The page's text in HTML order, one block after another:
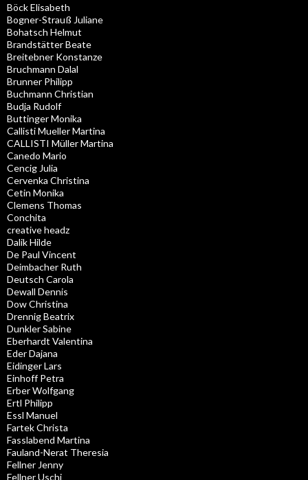
Böck Elisabeth
Bogner-Strauß Juliane
Bohatsch Helmut
Brandstätter Beate
Breitebner Konstanze
Bruchmann Dalal
Brunner Philipp
Buchmann Christian
Budja Rudolf
Buttinger Monika
Callisti Mueller Martina
CALLISTI Müller Martina
Canedo Mario
Cencig Julia
Cervenka Christina
Cetin Monika
Clemens Thomas
Conchita
creative headz
Dalik Hilde
De Paul Vincent
Deimbacher Ruth
Deutsch Carola
Dewall Dennis
Dow Christina
Drennig Beatrix
Dunkler Sabine
Eberhardt Valentina
Eder Dajana
Eidinger Lars
Einhoff Petra
Erber Wolfgang
Ertl Philipp
Essl Manuel
Fartek Christa
Fasslabend Martina
Fauland-Nerat Theresia
Fellner Jenny
Fellner Uschi